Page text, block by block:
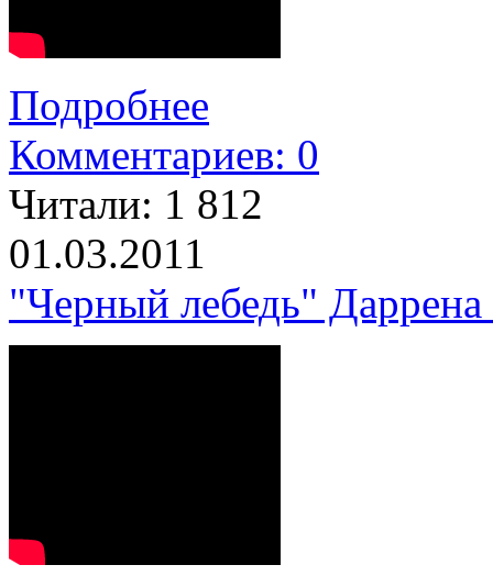
Подробнее
Комментариев: 0
Читали: 1 812
01.03.2011
"Черный лебедь"